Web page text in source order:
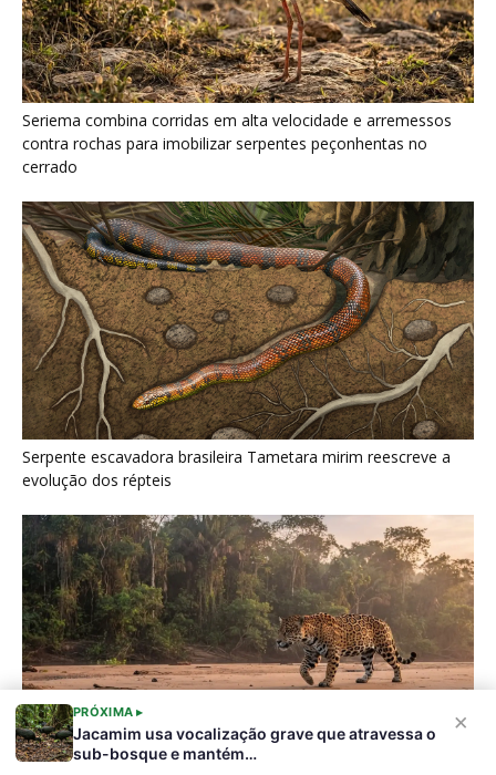
×
PRÓXIMA ▸
Jacamim usa vocalização grave que atravessa o
sub-bosque e mantém…
Serpente escavadora brasileira Tametara mirim reescreve a
evolução dos répteis
Como a majestosa onça pintada protege as margens dos rios
e sustenta o equilíbrio ecológico na floresta amazônica
Últimas noticias
Jacamim usa vocalização grave que
atravessa o sub-bosque e mantém o...
5 de agosto de 2026
Peixe-boi-amazônico usa lábios preênseis